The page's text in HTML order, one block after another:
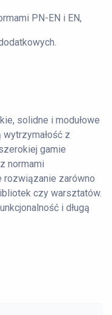
PN-EN i EN,
solidne i modułowe
wytrzymałość z
gamie
normami
rozwiązanie zarówno
czy warsztatów.
i długą